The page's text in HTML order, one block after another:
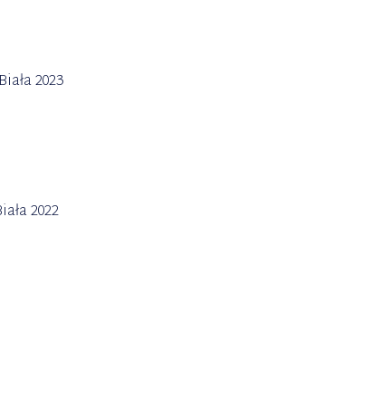
2023
2022